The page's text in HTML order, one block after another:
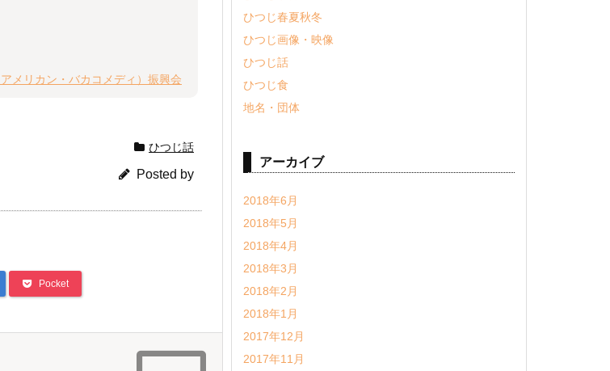
メリカン・バカコメディ）振興会
ひつじ話
Posted by
Pocket
ひつじ春夏秋冬
ひつじ画像・映像
ひつじ話
ひつじ食
地名・団体
アーカイブ
2018年6月
2018年5月
2018年4月
2018年3月
2018年2月
2018年1月
2017年12月
2017年11月